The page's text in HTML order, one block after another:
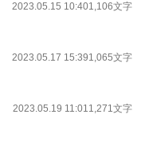
2023.05.15 10:401,106文字
2023.05.17 15:391,065文字
2023.05.19 11:011,271文字